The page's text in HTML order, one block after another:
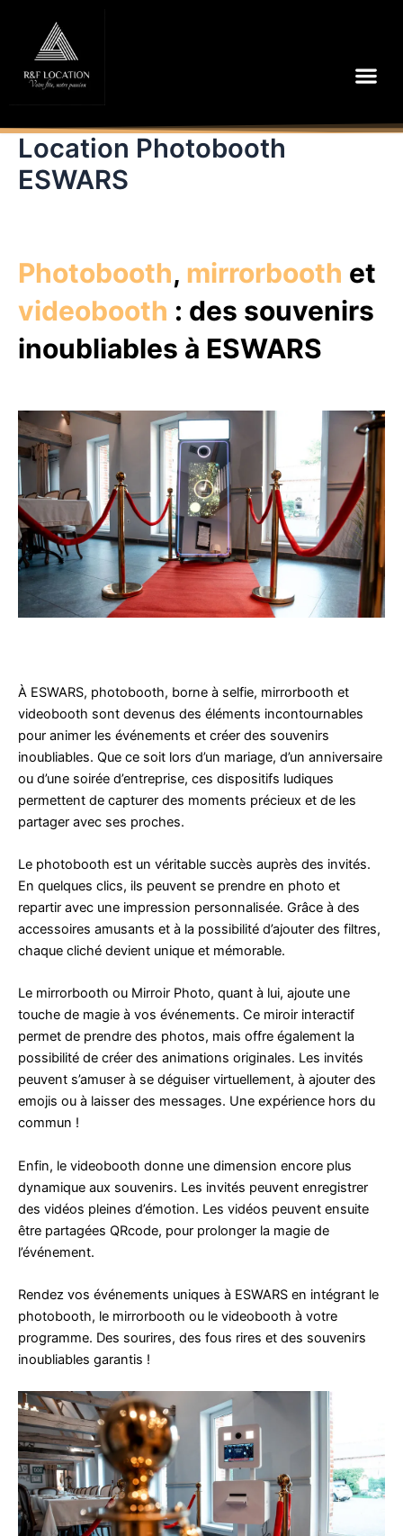
contenu
Location Photobooth
ESWARS
Photobooth, mirrorbooth et
videobooth : des souvenirs
inoubliables à ESWARS
À ESWARS, photobooth, borne à selfie, mirrorbooth et
videobooth sont devenus des éléments incontournables
pour animer les événements et créer des souvenirs
inoubliables. Que ce soit lors d’un mariage, d’un anniversaire
ou d’une soirée d’entreprise, ces dispositifs ludiques
permettent de capturer des moments précieux et de les
partager avec ses proches.
Le photobooth est un véritable succès auprès des invités.
En quelques clics, ils peuvent se prendre en photo et
repartir avec une impression personnalisée. Grâce à des
accessoires amusants et à la possibilité d’ajouter des filtres,
chaque cliché devient unique et mémorable.
Le mirrorbooth ou Mirroir Photo, quant à lui, ajoute une
touche de magie à vos événements. Ce miroir interactif
permet de prendre des photos, mais offre également la
possibilité de créer des animations originales. Les invités
peuvent s’amuser à se déguiser virtuellement, à ajouter des
emojis ou à laisser des messages. Une expérience hors du
commun !
Enfin, le videobooth donne une dimension encore plus
dynamique aux souvenirs. Les invités peuvent enregistrer
des vidéos pleines d’émotion. Les vidéos peuvent ensuite
être partagées QRcode, pour prolonger la magie de
l’événement.
Rendez vos événements uniques à ESWARS en intégrant le
photobooth, le mirrorbooth ou le videobooth à votre
programme. Des sourires, des fous rires et des souvenirs
inoubliables garantis !